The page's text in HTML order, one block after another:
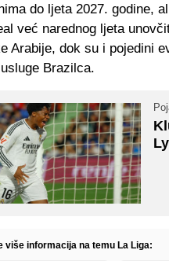
do ljeta 2027. godine,
već narednog ljeta
Arabije, dok su i pojedini
Brazilca.
više informacija na temu La Liga: